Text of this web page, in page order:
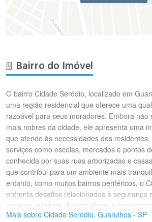
Bairro do Imóvel
O bairro Cidade Seródio, localizado em
uma região residencial que oferece uma
razoável para seus moradores. Embora não
mais nobres da cidade, ele apresenta uma
que atende às necessidades dos
serviços como escolas, mercados e pontos
conhecida por suas ruas arborizadas e
que contribui para um ambiente mais
entanto, como muitos bairros periféricos, o
enfrenta desafios relacionados à segurança
espaços públicos. Apesar disso, a
melhorar as condições de vida e promover o
Mais sobre Cidade Seródio, Guarulhos - SP